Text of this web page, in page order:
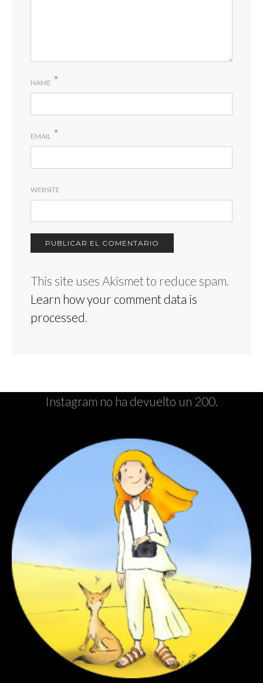
NAME *
EMAIL *
WEBSITE
This site uses Akismet to reduce spam.
Learn how your comment data is
processed
Instagram no ha devuelto un 200.